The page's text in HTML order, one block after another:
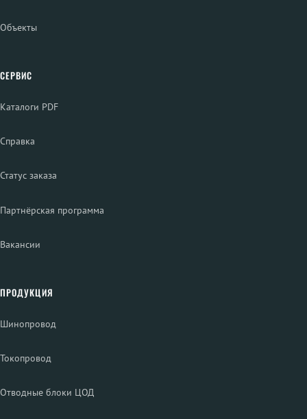
Объекты
СЕРВИС
Каталоги PDF
Справка
Статус заказа
Партнёрская программа
Вакансии
ПРОДУКЦИЯ
Шинопровод
Токопровод
Отводные блоки ЦОД